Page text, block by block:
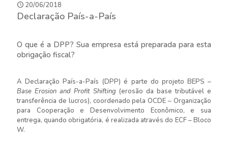
20/06/2018
Declaração País-a-País
O que é a DPP? Sua empresa está preparada para esta
obrigação fiscal?
A Declaração País-a-País (DPP) é parte do projeto BEPS –
Base Erosion and Profit Shifting (erosão da base tributável e
transferência de lucros), coordenado pela OCDE – Organização
para Cooperação e Desenvolvimento Econômico, e sua
entrega, quando obrigatória, é realizada através do ECF – Bloco
W.